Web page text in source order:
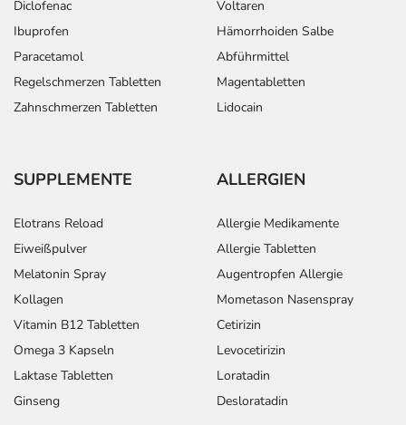
Diclofenac
Ibuprofen
Paracetamol
Regelschmerzen Tabletten
Zahnschmerzen Tabletten
Voltaren
Hämorrhoiden Salbe
Abführmittel
Magentabletten
Lidocain
SUPPLEMENTE
Elotrans Reload
Eiweißpulver
Melatonin Spray
Kollagen
Vitamin B12 Tabletten
Omega 3 Kapseln
Laktase Tabletten
Ginseng
ALLERGIEN
Allergie Medikamente
Allergie Tabletten
Augentropfen Allergie
Mometason Nasenspray
Cetirizin
Levocetirizin
Loratadin
Desloratadin